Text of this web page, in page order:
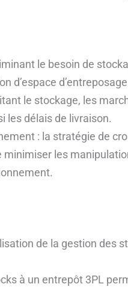
le besoin de
d’espace
le stockage, les
les délais de livraison.
: la stratégie de
les
de la gestion des
à un entrepôt 3PL